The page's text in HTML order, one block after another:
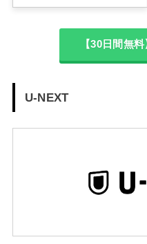
【30日間無
U-NEXT